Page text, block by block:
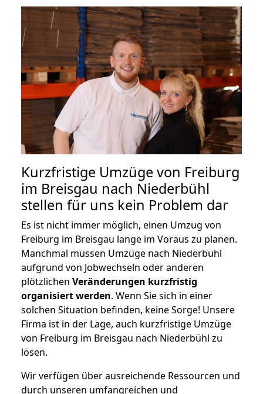
Kurzfristige Umzüge von Freiburg
im Breisgau nach Niederbühl
stellen für uns kein Problem dar
Es ist nicht immer möglich, einen Umzug von
Freiburg im Breisgau lange im Voraus zu planen.
Manchmal müssen Umzüge nach Niederbühl
aufgrund von Jobwechseln oder anderen
plötzlichen Veränderungen kurzfristig
organisiert werden. Wenn Sie sich in einer
solchen Situation befinden, keine Sorge! Unsere
Firma ist in der Lage, auch kurzfristige Umzüge
von Freiburg im Breisgau nach Niederbühl zu
lösen.
Wir verfügen über ausreichende Ressourcen und
durch unseren umfangreichen und